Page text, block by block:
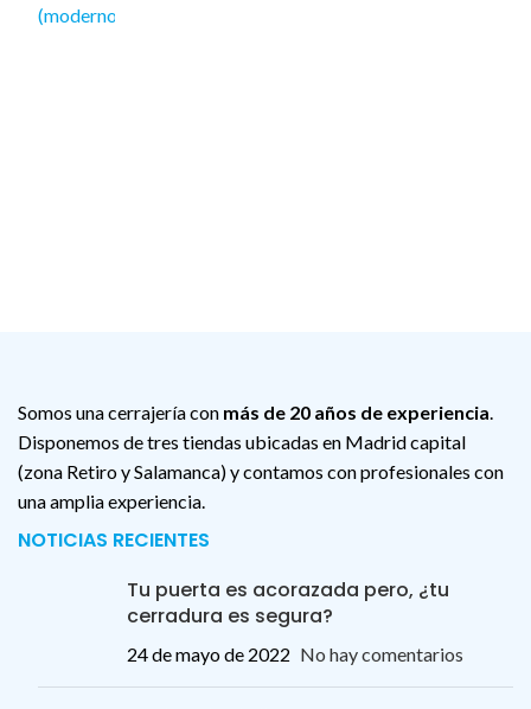
Somos una cerrajería con más de 20 años de experiencia
Disponemos de tres tiendas ubicadas en Madrid capital
(zona Retiro y Salamanca) y contamos con profesionales con
una amplia experiencia.
NOTICIAS RECIENTES
Tu puerta es acorazada pero, ¿tu
cerradura es segura?
24 de mayo de 2022 No hay comentarios